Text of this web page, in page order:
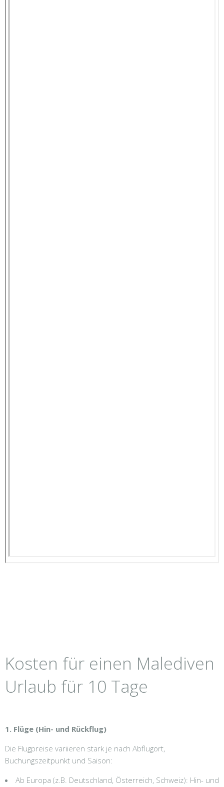
Kosten für einen Malediven
Urlaub für 10 Tage
1. Flüge (Hin- und Rückflug)
Die Flugpreise variieren stark je nach Abflugort,
Buchungszeitpunkt und Saison:
Ab Europa (z.B. Deutschland, Österreich, Schweiz): Hin- und